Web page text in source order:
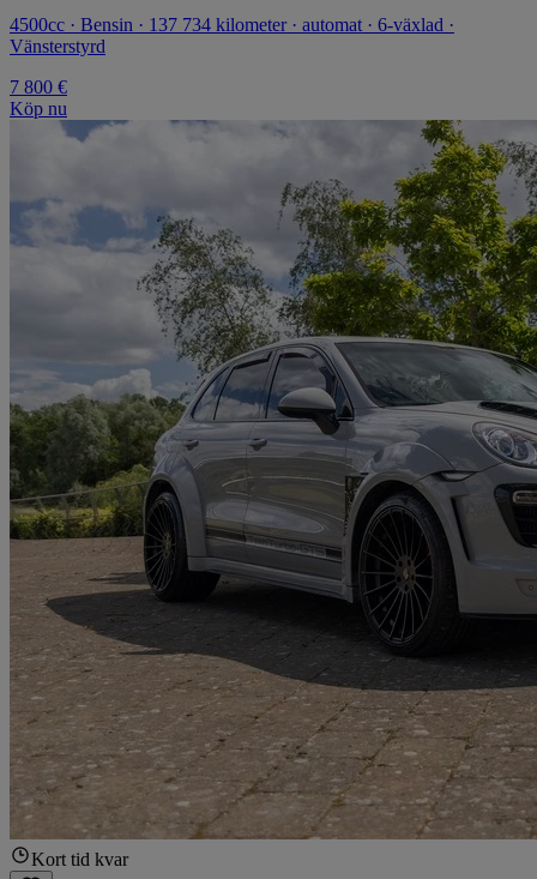
4500cc · Bensin · 137 734 kilometer · automat · 6-växlad ·
Vänsterstyrd
7 800 €
Köp nu
Kort tid kvar